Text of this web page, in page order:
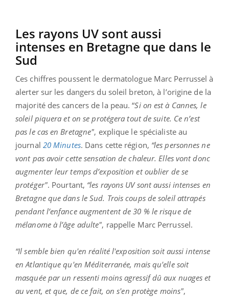
Les rayons UV sont aussi
intenses en Bretagne que dans le
Sud
Ces chiffres poussent le dermatologue Marc Perrussel à
alerter sur les dangers du soleil breton, à l’origine de la
majorité des cancers de la peau. “Si on est à Cannes, le
soleil piquera et on se protégera tout de suite. Ce n’est
pas le cas en Bretagne", explique le spécialiste au
journal 20 Minutes. Dans cette région, “les personnes ne
vont pas avoir cette sensation de chaleur. Elles vont donc
augmenter leur temps d’exposition et oublier de se
protéger". Pourtant, “les rayons UV sont aussi intenses en
Bretagne que dans le Sud. Trois coups de soleil attrapés
pendant l’enfance augmentent de 30 % le risque de
mélanome à l’âge adulte", rappelle Marc Perrussel.
“Il semble bien qu'en réalité l'exposition soit aussi intense
en Atlantique qu'en Méditerranée, mais qu'elle soit
masquée par un ressenti moins agressif dû aux nuages et
au vent, et que, de ce fait, on s'en protège moins",